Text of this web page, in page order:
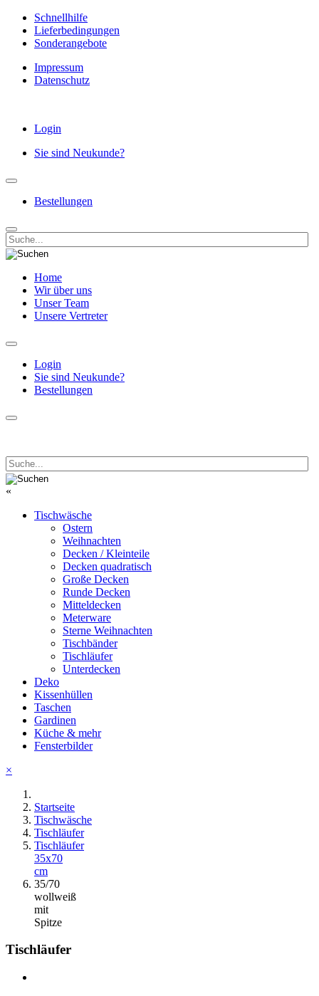
Schnellhilfe
Lieferbedingungen
Sonderangebote
Impressum
Datenschutz
Login
Sie sind Neukunde?
Bestellungen
Home
Wir über uns
Unser Team
Unsere Vertreter
Login
Sie sind Neukunde?
Bestellungen
«
Tischwäsche
Ostern
Weihnachten
Decken / Kleinteile
Decken quadratisch
Große Decken
Runde Decken
Mitteldecken
Meterware
Sterne Weihnachten
Tischbänder
Tischläufer
Unterdecken
Deko
Kissenhüllen
Taschen
Gardinen
Küche & mehr
Fensterbilder
×
Startseite
Tischwäsche
Tischläufer
Tischläufer
35x70
cm
35/70
wollweiß
mit
Spitze
Tischläufer